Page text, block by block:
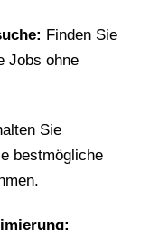
Finden Sie
Jobs ohne
Sie
bestmögliche